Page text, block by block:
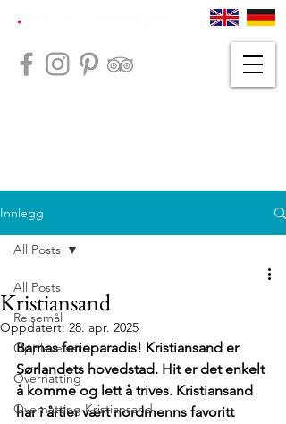
Innlegg
All Posts
Reisemål
Opplevelser
Overnatting
Overnatting Kristiansand
All Posts
Kristiansand
Oppdatert: 28. apr. 2025
Barnas ferieparadis! Kristiansand er
Sørlandets hovedstad. Hit er det enkelt
å komme og lett å trives. Kristiansand
har i årtier vært nordmenns favoritt